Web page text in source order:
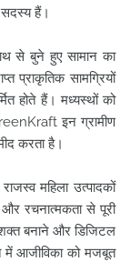
हैं।
से बुने हुए सामान का
प्राकृतिक सामग्रियों
होते हैं। मध्यस्थों को
इन ग्रामीण
करता है।
महिला उत्पादकों
रचनात्मकता से पूरी
बनाने और डिजिटल
में आजीविका को मजबूत